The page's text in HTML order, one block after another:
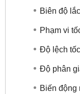
Biên độ
Phạm vi
Độ lệch
Độ phân
Biến động